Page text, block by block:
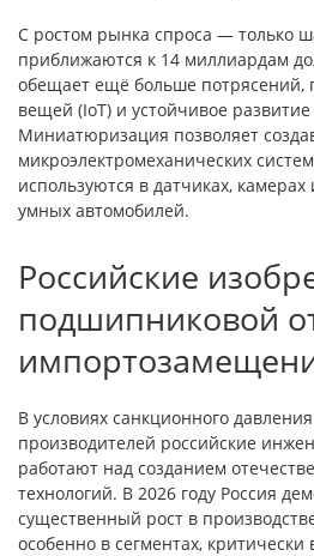
С ростом рынка спроса — только
приближаются к 14 миллиардам
обещает ещё больше потрясений,
вещей (IoT) и устойчивое
Миниатюризация позволяет
микроэлектромеханических
используются в датчиках,
умных автомобилей.
Российские
подшипниковой
В условиях санкционного
производителей российские
работают над созданием
технологий. В 2026 году Россия
существенный рост в
особенно в сегментах,